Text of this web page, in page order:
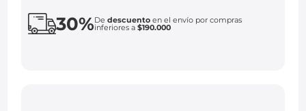
30%Dedescuento en el envío por compras
inferiores a$190.000